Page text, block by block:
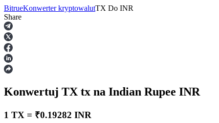
Kontrakty terminowe
BitrueKonwerter kryptowalutTX Do INR
Share
Konwertuj TX tx na Indian Rupee INR
1 TX = ₹0.19282 INR